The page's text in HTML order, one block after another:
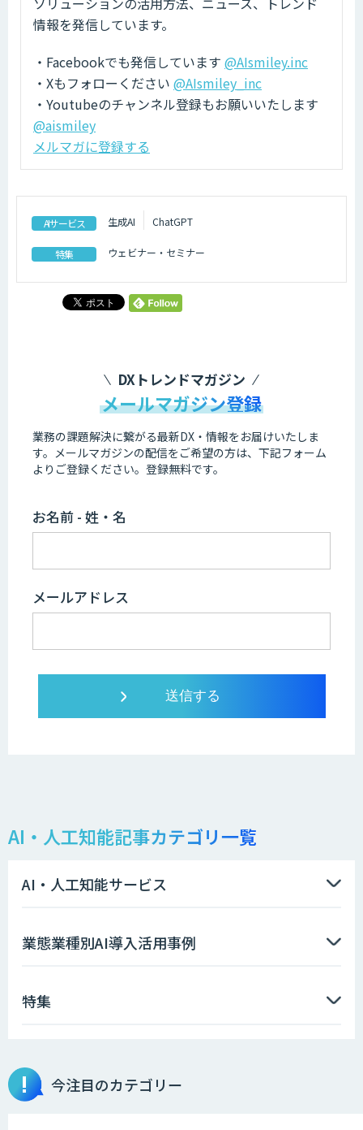
情報を発信しています。
・Facebookでも発信しています @AIsmiley.inc
・Xもフォローください @AIsmiley_inc
・Youtubeのチャンネル登録もお願いいたします
@aismiley
メルマガに登録する
AIサービス 生成AI ChatGPT
特集 ウェビナー・セミナー
DXトレンドマガジン
メールマガジン登録
業務の課題解決に繋がる最新DX・情報をお届けいたしま
す。 メールマガジンの配信をご希望の方は、下記フォーム
よりご登録ください。登録無料です。
お名前 - 姓・名
メールアドレス
AI・人工知能記事カテゴリ一覧
AI・人工知能サービス
業態業種別AI導入活用事例
特集
今注目のカテゴリー